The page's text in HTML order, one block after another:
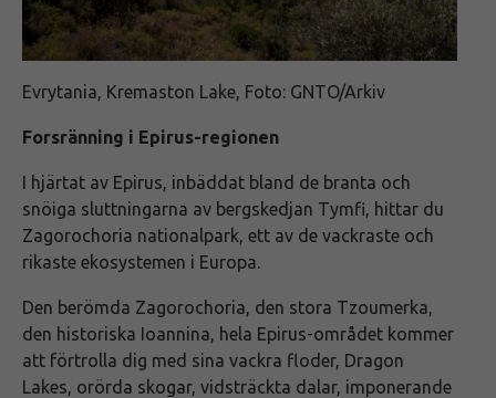
Evrytania, Kremaston Lake, Foto: GNTO/Arkiv
Forsränning i Epirus-regionen
I hjärtat av Epirus, inbäddat bland de branta och
snöiga sluttningarna av bergskedjan Tymfi, hittar du
Zagorochoria nationalpark, ett av de vackraste och
rikaste ekosystemen i Europa.
Den berömda Zagorochoria, den stora Tzoumerka,
den historiska Ioannina, hela Epirus-området kommer
att förtrolla dig med sina vackra floder, Dragon
Lakes, orörda skogar, vidsträckta dalar, imponerande